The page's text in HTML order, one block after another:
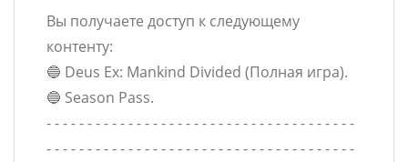
Вы получаете доступ к следующему
контенту:
🔵 Deus Ex: Mankind Divided (Полная игра).
🔵 Season Pass.
- - - - - - - - - - - - - - - - - - - - - - - - - - - - - - - - - - - - - -
- - - - - - - - - - - - - - - - - - - - - - - - - - - - - - - - - - - - - -